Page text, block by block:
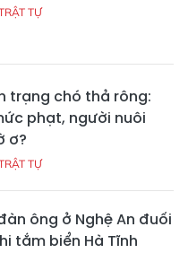
TỰ
trạng chó thả rông:
phạt, người nuôi
ơ?
TỰ
ông ở Nghệ An đuối
tắm biển Hà Tĩnh